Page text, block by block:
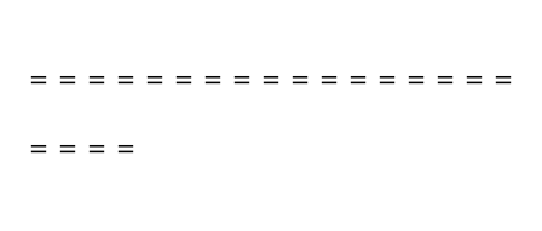
＝＝＝＝＝＝＝＝＝＝＝＝＝＝＝＝＝
＝＝＝＝